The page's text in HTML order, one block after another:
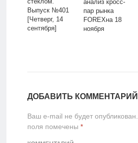
Выпуск №401
[Четверг, 14
сентября]
анализ кросс-
пар рынка
FOREXна 18
ноября
ДОБАВИТЬ КОММЕНТАРИЙ
Ваш e-mail не будет опубликован.
поля помечены *